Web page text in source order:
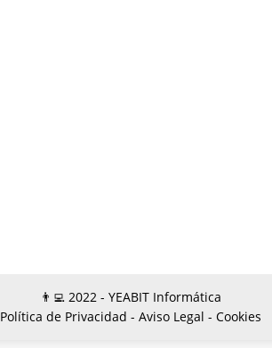
👨‍💻 2022 - YEABIT Informática
Política de Privacidad - Aviso Legal - Cookies